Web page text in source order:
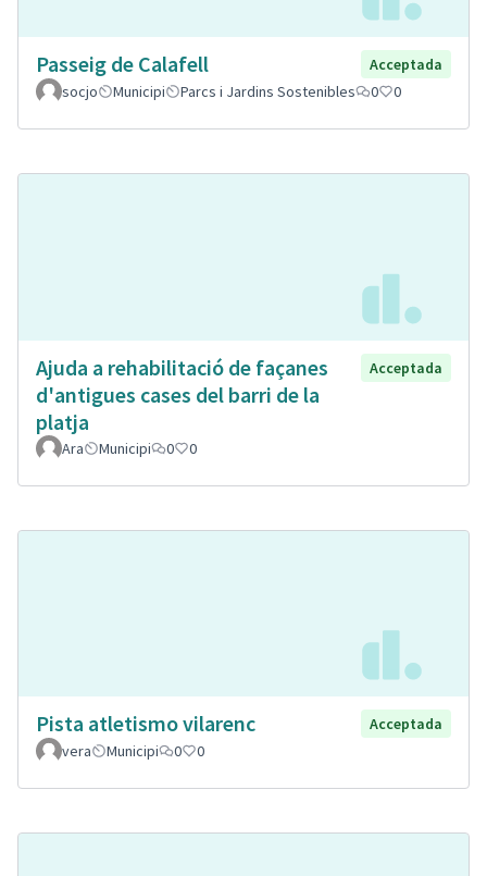
Passeig de Calafell
Acceptada
socjo
Municipi Parcs i Jardins Sostenibles 0 0
Ajuda a rehabilitació de façanes
d'antigues cases del barri de la
platja
Acceptada
Ara Municipi 0 0
Pista atletismo vilarenc
Acceptada
vera
Municipi 0 0